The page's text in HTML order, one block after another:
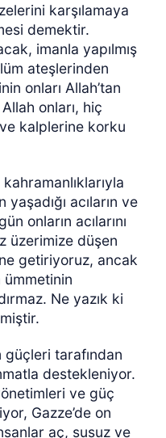
karşılamaya
demektir.
imanla yapılmış
ateşlerinden
onları Allah’tan
onları, hiç
kalplerine korku
acıların ve
onların acılarını
üzerimize düşen
getiriyoruz, ancak
ümmetinin
Ne yazık ki
güçleri tarafından
destekleniyor.
ve güç
Gazze’de on
aç, susuz ve